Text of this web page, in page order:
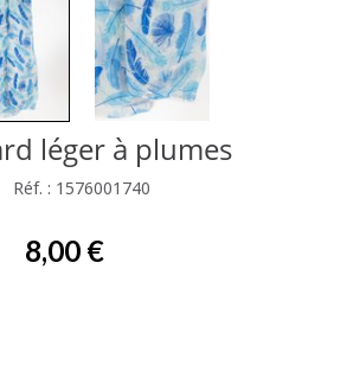
léger à plumes
Réf. : 1576001740
8,00 €